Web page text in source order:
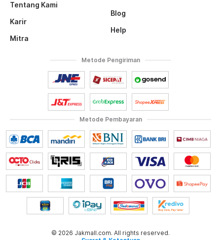
Tentang Kami
Karir
Mitra
Blog
Help
Metode Pembayaran
Metode Pengiriman
© 2026 Jakmall.com. All rights reserved.